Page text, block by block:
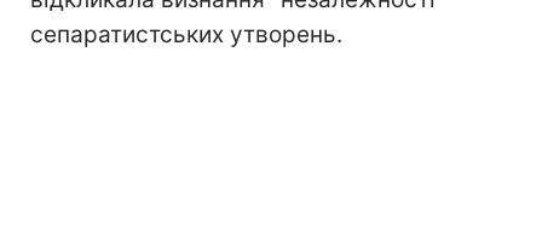
сепаратистських утворень.